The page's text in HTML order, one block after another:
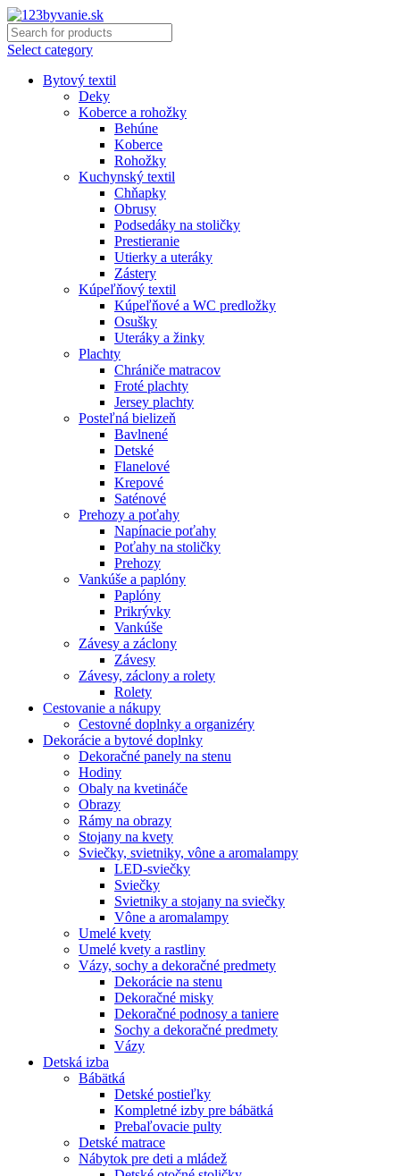
Select category
Bytový textil
Deky
Koberce a rohožky
Behúne
Koberce
Rohožky
Kuchynský textil
Chňapky
Obrusy
Podsedáky na stoličky
Prestieranie
Utierky a uteráky
Zástery
Kúpeľňový textil
Kúpeľňové a WC predložky
Osušky
Uteráky a žinky
Plachty
Chrániče matracov
Froté plachty
Jersey plachty
Posteľná bielizeň
Bavlnené
Detské
Flanelové
Krepové
Saténové
Prehozy a poťahy
Napínacie poťahy
Poťahy na stoličky
Prehozy
Vankúše a paplóny
Paplóny
Prikrývky
Vankúše
Závesy a záclony
Závesy
Závesy, záclony a rolety
Rolety
Cestovanie a nákupy
Cestovné doplnky a organizéry
Dekorácie a bytové doplnky
Dekoračné panely na stenu
Hodiny
Obaly na kvetináče
Obrazy
Rámy na obrazy
Stojany na kvety
Sviečky, svietniky, vône a aromalampy
LED-sviečky
Sviečky
Svietniky a stojany na sviečky
Vône a aromalampy
Umelé kvety
Umelé kvety a rastliny
Vázy, sochy a dekoračné predmety
Dekorácie na stenu
Dekoračné misky
Dekoračné podnosy a taniere
Sochy a dekoračné predmety
Vázy
Detská izba
Bábätká
Detské postieľky
Kompletné izby pre bábätká
Prebaľovacie pulty
Detské matrace
Nábytok pre deti a mládež